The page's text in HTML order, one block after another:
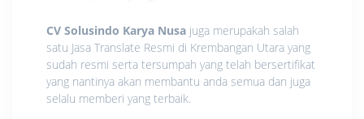
CV Solusindo Karya Nusa juga merupakah salah
satu Jasa Translate Resmi di Krembangan Utara yang
sudah resmi serta tersumpah yang telah bersertifikat
yang nantinya akan membantu anda semua dan juga
selalu memberi yang terbaik.